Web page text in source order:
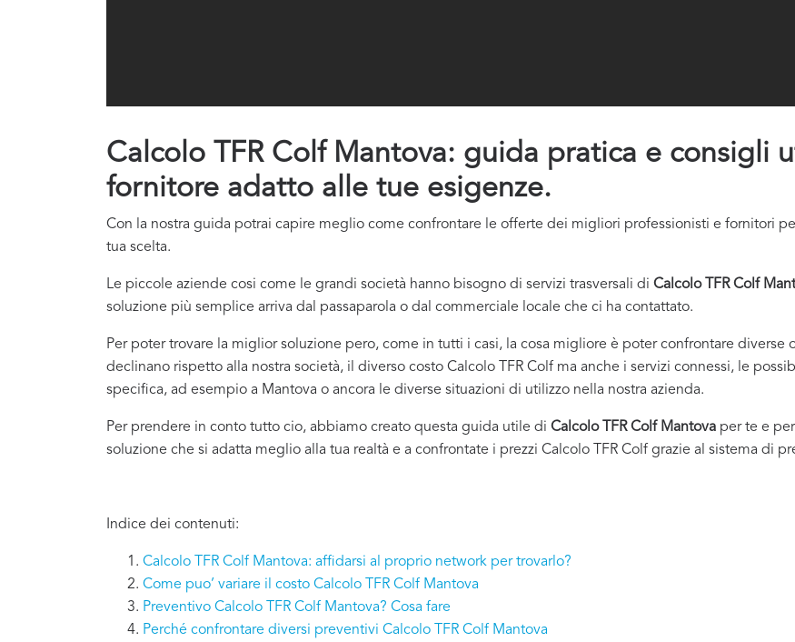
Calcolo TFR Colf Mantova: guida pratica e consigli
fornitore adatto alle tue esigenze.
Con la nostra guida potrai capire meglio come confrontare le offerte dei migliori professionisti e fornitori
tua scelta.
Le piccole aziende cosi come le grandi società hanno bisogno di servizi trasversali di Calcolo TFR Colf
soluzione più semplice arriva dal passaparola o dal commerciale locale che ci ha contattato.
Per poter trovare la miglior soluzione pero, come in tutti i casi, la cosa migliore è poter confrontare diverse
declinano rispetto alla nostra società, il diverso costo Calcolo TFR Colf ma anche i servizi connessi, le
specifica, ad esempio a Mantova o ancora le diverse situazioni di utilizzo nella nostra azienda.
Per prendere in conto tutto cio, abbiamo creato questa guida utile di Calcolo TFR Colf Mantova per te e
soluzione che si adatta meglio alla tua realtà e a confrontate i prezzi Calcolo TFR Colf grazie al sistema di
Indice dei contenuti:
Calcolo TFR Colf Mantova: affidarsi al proprio network per trovarlo?
Come puo’ variare il costo Calcolo TFR Colf Mantova
Preventivo Calcolo TFR Colf Mantova? Cosa fare
Perché confrontare diversi preventivi Calcolo TFR Colf Mantova